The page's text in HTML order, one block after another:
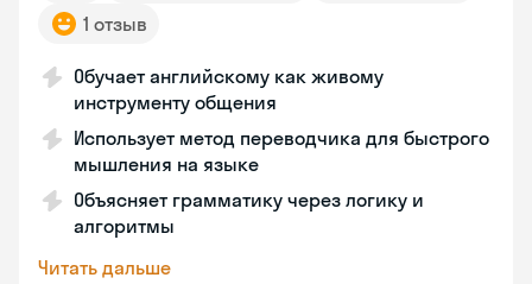
1 отзыв
Обучает английскому как живому
инструменту общения
Использует метод переводчика для быстрого
мышления на языке
Объясняет грамматику через логику и
алгоритмы
Читать дальше